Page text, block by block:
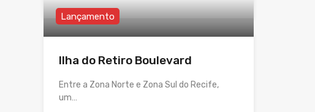
Lançamento
Ilha do Retiro Boulevard
Entre a Zona Norte e Zona Sul do Recife,
um…